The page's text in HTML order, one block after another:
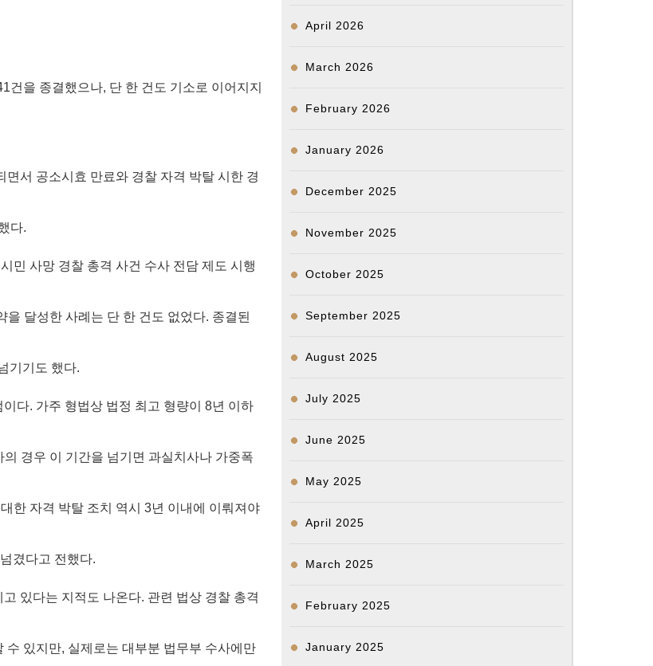
을 종결했으나, 단 한 건도 기소로 이어지지
서 공소시효 만료와 경찰 자격 박탈 시한 경
다.
민 사망 경찰 총격 사건 수사 전담 제도 시행
달성한 사례는 단 한 건도 없었다. 종결된
기기도 했다.
다. 가주 형법상 법정 최고 형량이 8년 이하
경우 이 기간을 넘기면 과실치사나 가중폭
한 자격 박탈 조치 역시 3년 이내에 이뤄져야
겼다고 전했다.
있다는 지적도 나온다. 관련 법상 경찰 총격
있지만, 실제로는 대부분 법무부 수사에만
April 2026
March 2026
February 2026
January 2026
December 2025
November 2025
October 2025
September 2025
August 2025
July 2025
June 2025
May 2025
April 2025
March 2025
February 2025
January 2025